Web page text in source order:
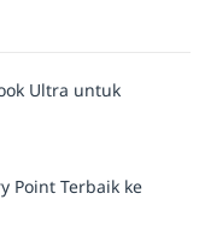
Ultra untuk
Point Terbaik ke